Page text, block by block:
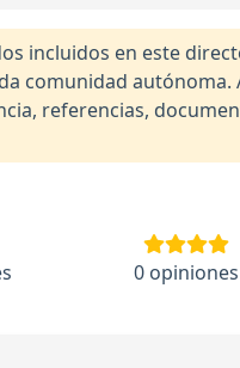
incluidos en este
comunidad
referencias,
0 opiniones